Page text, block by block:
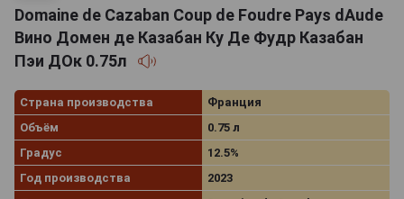
Domaine de Cazaban Coup de Foudre Pays dAude
Вино Домен де Казабан Ку Де Фудр Казабан
Пэи ДОк 0.75л
Страна производства
Франция
Объём
0.75 л
Градус
12.5%
Год производства
2023